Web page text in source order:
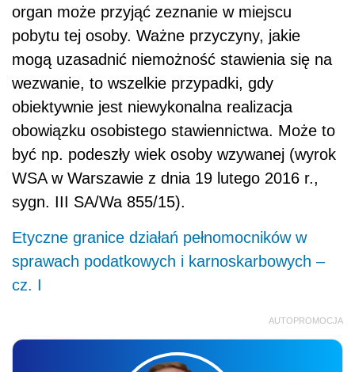
organ może przyjąć zeznanie w miejscu
pobytu tej osoby. Ważne przyczyny, jakie
mogą uzasadnić niemożność stawienia się na
wezwanie, to wszelkie przypadki, gdy
obiektywnie jest niewykonalna realizacja
obowiązku osobistego stawiennictwa. Może to
być np. podeszły wiek osoby wzywanej (wyrok
WSA w Warszawie z dnia 19 lutego 2016 r.,
sygn. III SA/Wa 855/15).
Etyczne granice działań pełnomocników w
sprawach podatkowych i karnoskarbowych –
cz. I
AUTOPROMOCJA